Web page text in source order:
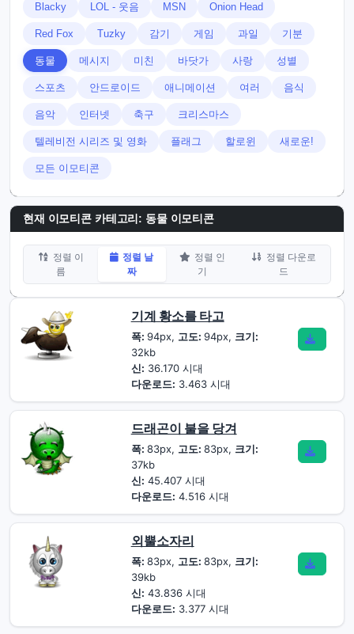
Blacky LOL - 웃음 MSN Onion Head
Red Fox Tuzky 감기 게임 과일 기분
동물 메시지 미친 바닷가 사랑 성별
스포츠 안드로이드 애니메이션 여러 음식
음악 인터넷 축구 크리스마스
텔레비전 시리즈 및 영화 플래그 할로윈 새로운!
모든 이모티콘
현재 이모티콘 카테고리: 동물 이모티콘
정렬 이
름
정렬 날
짜
정렬 인
기
정렬 다운로
드
기계 황소를 타고
폭: 94px, 고도: 94px, 크기:
32kb
신: 36.170 시대
다운로드: 3.463 시대
드래곤이 불을 당겨
폭: 83px, 고도: 83px, 크기:
37kb
신: 45.407 시대
다운로드: 4.516 시대
외뿔소자리
폭: 83px, 고도: 83px, 크기:
39kb
신: 43.836 시대
다운로드: 3.377 시대